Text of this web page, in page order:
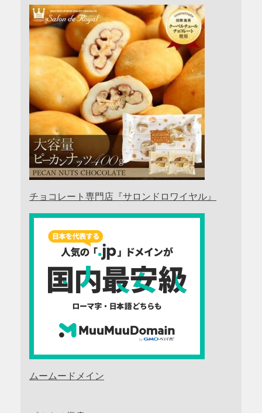
チョコレート専門店『サロンドロワイヤル』
ムームードメイン